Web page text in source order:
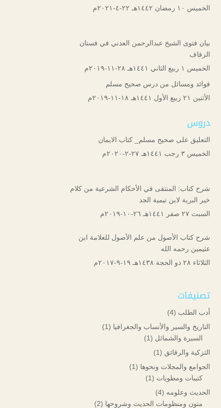
الخميس ۱۰ رمضان ۱٤٤۲هـ ۲۲-٤-۲۰۲۱م
بيان فتوى الشيخ عبدالرحمن العدني في فستان
الزفاف
الخميس ۱ ربيع الثاني ۱٤٤۱هـ ۲۸-۱۱-۲۰۱۹م
فوائد ومسائل من درس صحيح مسلم
الأثنين ۲۱ ربيع الأول ۱٤٤۱هـ ۱۸-۱۱-۲۰۱۹م
دروس
التعليق على صحيح مسلم_ كتاب الايمان
الخميس ۳ رجب ۱٤٤۱هـ ۲۷-۲-۲۰۲۰م
شرح كتاب: المنتقى في الأحكام الشرعية من كلام
خير البرية لابن تيمية الجد
السبت ۲۷ صفر ۱٤٤۱هـ ۲٦-۱۰-۲۰۱۹م
شرح كتاب الأصول من علم الأصول للعلامة ابن
عثيمين رحمه الله
الثلاثاء ۲۸ ذو الحجة ۱٤۳۸هـ ۱۹-۹-۲۰۱۷م
تصنيفات
أدب الطلب (4)
التاريخ والسير والأنساب والجغرافيا (1)
السيرة والشمائل (1)
التزكية والرقائق (1)
الجوامع والمجلات ونحوها (1)
كتيبات ومطويات (1)
الحديث وعلومه (4)
متون ومنظومات الحديث وشروحها (2)